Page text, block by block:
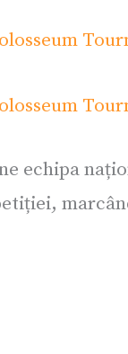
echipa